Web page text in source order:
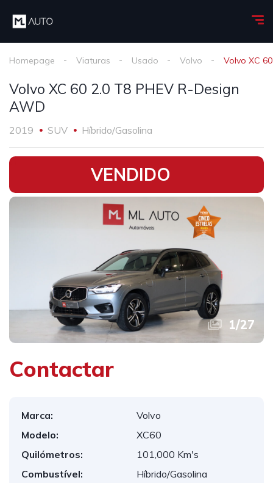
Homepage Viaturas Usado Volvo Volvo XC
Volvo XC 60 2.0 T8 PHEV R-Design
AWD
2019 SUV Híbrido/Gasolina
•
VENDIDO
1/27
Contactar
Marca:
Volvo
Modelo:
XC60
Quilómetros:
101,000 Km's
Combustível:
Híbrido/Gasolina